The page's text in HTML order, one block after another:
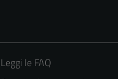
Leggi le FAQ